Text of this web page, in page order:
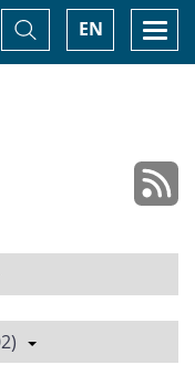
EN
Basculer
la
recherche